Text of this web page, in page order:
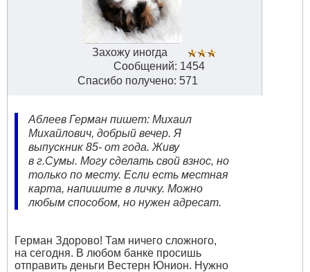
Захожу иногда
Сообщений: 1454
Спасибо получено: 571
Аблеев Герман пишет: Михаил
Михайлович, добрый вечер. Я
выпускник 85- от года. Живу
в г.Сумы. Могу сделать свой взнос, но
только по месту. Если есть местная
карта, напишите в личку. Можно
любым способом, но нужен адресат.
Герман Здорово! Там ничего сложного,
на сегодня. В любом банке просишь
отправить деньги Вестерн Юнион. Нужно